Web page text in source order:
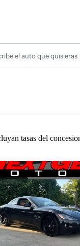
el auto que quisieras
tasas del